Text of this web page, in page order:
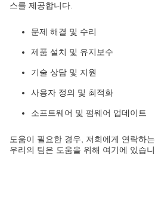
스를 제공합니다.
문제 해결 및 수리
제품 설치 및 유지보수
기술 상담 및 지원
사용자 정의 및 최적화
소프트웨어 및 펌웨어 업데이트
도움이 필요한 경우, 저희에게 연락하
우리의 팀은 도움을 위해 여기에 있습